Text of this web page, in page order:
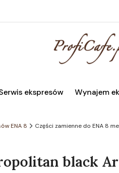
ekspresów Wynajem
ENA 8 Części zamienne do ENA 8
black